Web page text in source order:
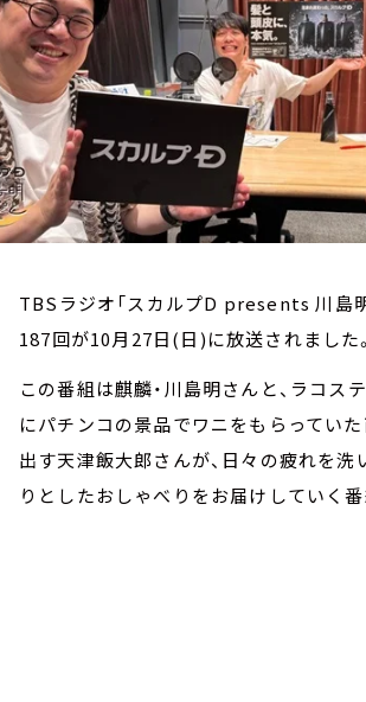
TBSラジオ「スカルプD presents 川島
187回が10月27日(日)に放送されました。
この番組は麒麟・川島明さんと、ラコス
にパチンコの景品でワニをもらってい
出す天津飯大郎さんが、日々の疲れを洗
りとしたおしゃべりをお届けしていく番